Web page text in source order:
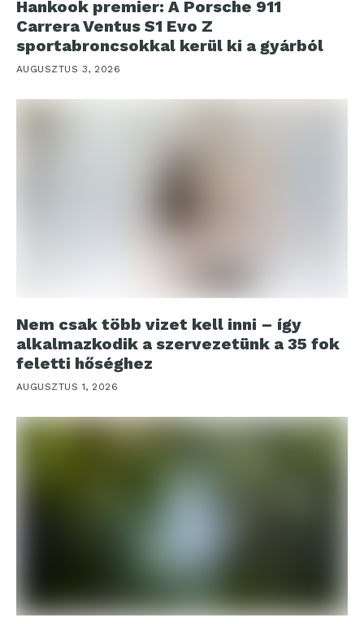
Hankook premier: A Porsche 911
Carrera Ventus S1 Evo Z
sportabroncsokkal kerül ki a gyárból
AUGUSZTUS 3, 2026
Nem csak több vizet kell inni – így
alkalmazkodik a szervezetünk a 35 fok
feletti hőséghez
AUGUSZTUS 1, 2026